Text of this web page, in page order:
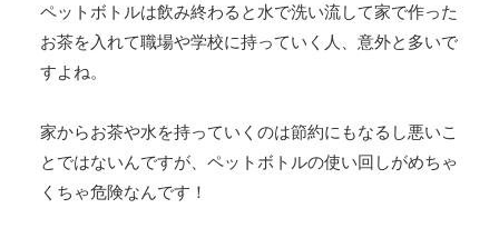
ペットボトルは飲み終わると水で洗い流して家で作った
お茶を入れて職場や学校に持っていく人、意外と多いで
すよね。
家からお茶や水を持っていくのは節約にもなるし悪いこ
とではないんですが、ペットボトルの使い回しがめちゃ
くちゃ危険なんです！